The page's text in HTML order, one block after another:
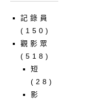
記錄員
(150)
觀影眾
(518)
短
(28)
影